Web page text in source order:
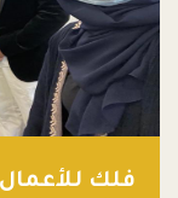
فلك للأعمال